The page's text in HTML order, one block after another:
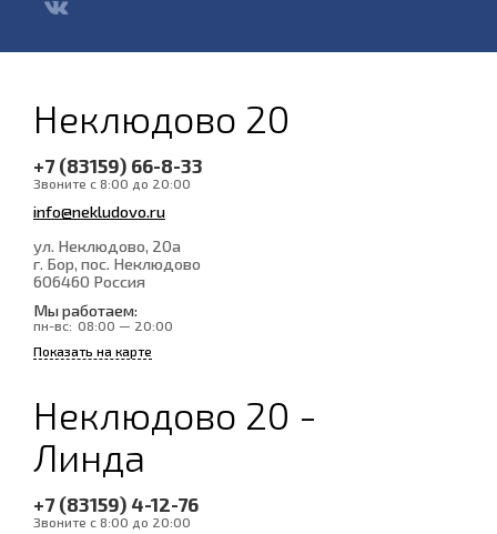
Неклюдово 20
+7 (83159) 66-8-33
Звоните с 8:00 до 20:00
info@nekludovo.ru
ул. Неклюдово, 20а
г. Бор, пос. Неклюдово
606460 Россия
Мы работаем:
пн-вс: 08:00 — 20:00
Показать на карте
Неклюдово 20 -
Линда
+7 (83159) 4-12-76
Звоните с 8:00 до 20:00